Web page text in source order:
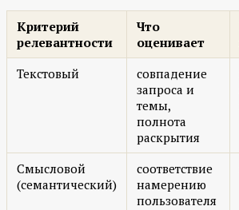
Критерий
релевантности
Что
оценивает
Текстовый
совпадение
запроса и
темы,
полнота
раскрытия
Смысловой
(семантический)
соответствие
намерению
пользователя